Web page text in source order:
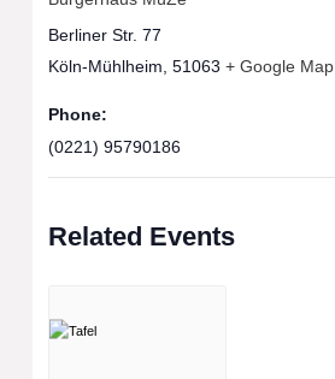
Berliner Str. 77
Köln-Mühlheim, 51063 + Google Map
Phone:
(0221) 95790186
Related Events